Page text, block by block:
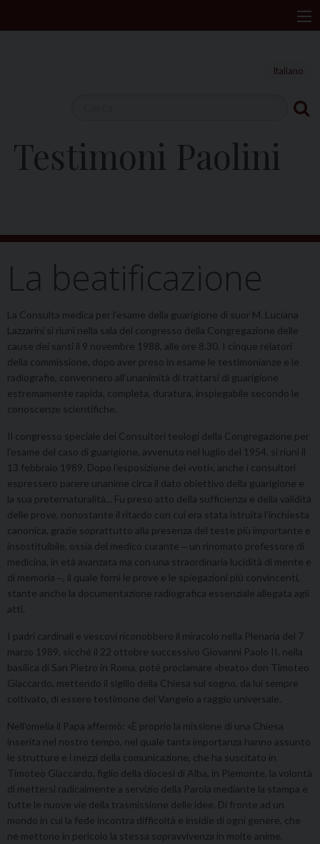
k
t
Italiano
Testimoni Paolini
La beatificazione
La Consulta medica per l’esame della guarigione di suor M. Luciana
Lazzarini si riunì nella sala del congresso della Congregazione delle
cause dei santi il 9 novembre 1988, alle ore 8.30. I cinque relatori
della commissione, dopo aver preso in esame le testimonianze e le
radiografie, convennero all’unanimità di trattarsi di guarigione
estremamente rapida, completa, duratura, inspiegabile secondo le
conoscenze scientifiche.
Il congresso speciale dei Consultori teologi della Congregazione per
l’esame del caso di guarigione, avvenuto nel luglio del 1954, si riunì il
13 febbraio 1989. Dopo l’esposizione dei «voti», anche i consultori
espressero parere unanime circa il dato obiettivo della guarigione e
la sua preternaturalità... Fu preso atto della sufficienza e della validità
delle prove, nonostante il ritardo con cui era stata istruita l’inchiesta
canonica, grazie soprattutto alla presenza del teste più importante e
insostituibile, ossia del medico curante ‒ un rinomato professore di
medicina, in età avanzata ma con una straordinaria lucidità di mente e
di memoria ‒, il quale fornì le prove e le spiegazioni più convincenti,
stante anche la documentazione radiografica essenziale allegata agli
atti.
I padri cardinali e vescovi riconobbero il miracolo nella Plenaria del 7
marzo 1989, sicché il 22 ottobre successivo Giovanni Paolo II, nella
basilica di San Pietro in Roma, poté proclamare «beato» don Timo­teo
Giaccardo, metten­do il sigillo della Chiesa sul sogno, da lui sempre
coltivato, di essere testimone del Vangelo a raggio universale.
Nell’o­melia il Papa affermò: «È proprio la missione di una Chiesa
inserita nel nostro tempo, nel quale tanta importanza hanno assunto
le strutture e i mezzi della comunicazione, che ha suscitato in
Timoteo Giaccardo, figlio della diocesi di Alba, in Piemonte, la volontà
di mettersi radicalmente a servizio della Parola mediante la stampa e
tutte le nuove vie della trasmis­sione delle idee. Di fronte ad un
mondo in cui la fede incontra difficoltà e insidie di ogni gene­re, che
ne mettono in pericolo la stessa sopravvivenza in molte anime,